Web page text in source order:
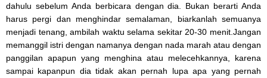
dahulu sebelum Anda berbicara dengan dia. Bukan berarti Anda
harus pergi dan menghindar semalaman, biarkanlah semuanya
menjadi tenang, ambilah waktu selama sekitar 20-30 menit.Jangan
memanggil istri dengan namanya dengan nada marah atau dengan
panggilan apapun yang menghina atau melecehkannya, karena
sampai kapanpun dia tidak akan pernah lupa apa yang pernah